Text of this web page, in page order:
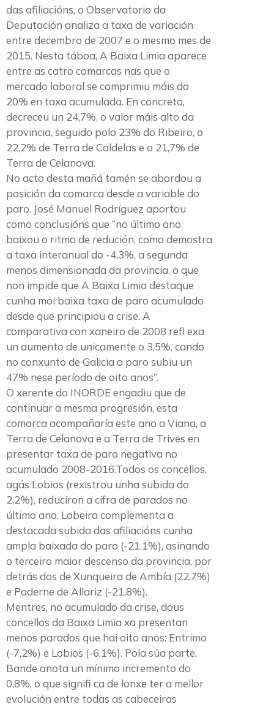
das afiliacións, o Observatorio da
Deputación analiza a taxa de variación
entre decembro de 2007 e o mesmo mes de
2015. Nesta táboa, A Baixa Limia aparece
entre as catro comarcas nas que o
mercado laboral se comprimiu máis do
20% en taxa acumulada. En concreto,
decreceu un 24,7%, o valor máis alto da
provincia, seguido polo 23% do Ribeiro, o
22,2% de Terra de Caldelas e o 21,7% de
Terra de Celanova.
No acto desta mañá tamén se abordou a
posición da comarca desde a variable do
paro. José Manuel Rodríguez aportou
como conclusións que “no último ano
baixou o ritmo de redución, como demostra
a taxa interanual do -4,3%, a segunda
menos dimensionada da provincia, o que
non impide que A Baixa Limia destaque
cunha moi baixa taxa de paro acumulado
desde que principiou a crise. A
comparativa con xaneiro de 2008 refl exa
un aumento de unicamente o 3,5%, cando
no conxunto de Galicia o paro subiu un
47% nese período de oito anos”.
O xerente do INORDE engadiu que de
continuar a mesma progresión, esta
comarca acompañaría este ano a Viana, a
Terra de Celanova e a Terra de Trives en
presentar taxa de paro negativa no
acumulado 2008-2016.Todos os concellos,
agás Lobios (rexistrou unha subida do
2,2%), reduciron a cifra de parados no
último ano. Lobeira complementa a
destacada subida das afiliacións cunha
ampla baixada do paro (-21,1%), asinando
o terceiro maior descenso da provincia, por
detrás dos de Xunqueira de Ambía (22,7%)
e Paderne de Allariz (-21,8%).
Mentres, no acumulado da crise, dous
concellos da Baixa Limia xa presentan
menos parados que hai oito anos: Entrimo
(-7,2%) e Lobios (-6,1%). Pola súa parte,
Bande anota un mínimo incremento do
0,8%, o que signifi ca de lonxe ter a mellor
evolución entre todas as cabeceiras